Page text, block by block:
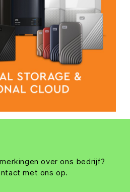
over ons bedrijf?
met ons op.